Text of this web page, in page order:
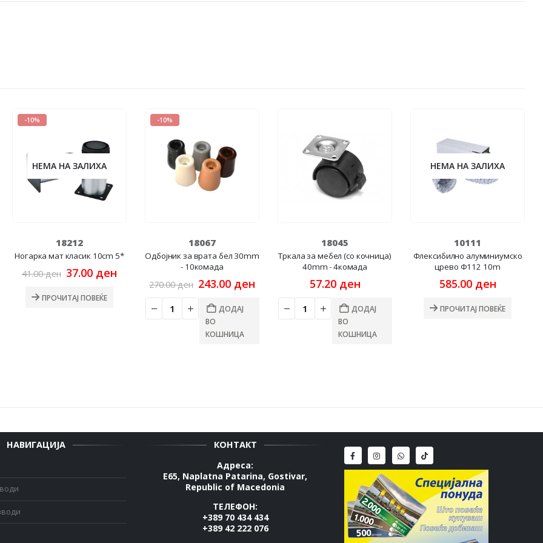
-10%
НЕМА НА ЗАЛИХА
18212
Ногарка мат класик 10cm 5*
41.00ден Original
was:
41.00 ден.
37.00 ден
37.00 ден.
ПРОЧИТАЈ ПОВЕЌЕ
-10%
18067
Одбојник за врата бел 30mm
- 10комада
270.00ден Original
was:
270.00 ден.
243.00 ден
price
243.00 ден.
ДОДАЈ
ВО
КОШНИЦА
18045
Тркала за мебел (со кочница)
40mm - 4комада
57.20 ден
ДОДАЈ
ВО
КОШНИЦА
НЕМА НА ЗАЛИХА
10111
Флексибилно алуминиумско
црево Ф112 10m
585.00 ден
ПРОЧИТАЈ ПОВЕЌЕ
НАВИГАЦИЈА
КОНТАКТ
Адреса:
E65, Naplatna Patarina, Gostivar,
Republic of Macedonia
ТЕЛЕФОН:
+389 70 434 434
+389 42 222 076